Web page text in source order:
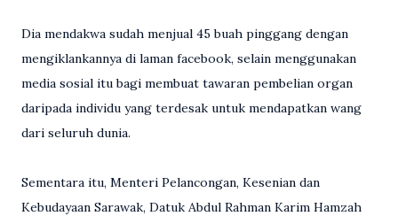
Dia mendakwa sudah menjual 45 buah pinggang dengan
mengiklankannya di laman facebook, selain menggunakan
media sosial itu bagi membuat tawaran pembelian organ
daripada individu yang terdesak untuk mendapatkan wang
dari seluruh dunia.
Sementara itu, Menteri Pelancongan, Kesenian dan
Kebudayaan Sarawak, Datuk Abdul Rahman Karim Hamzah